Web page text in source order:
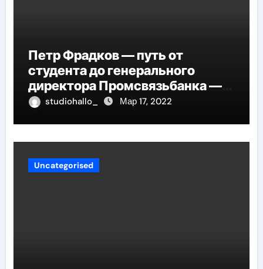
Петр Фрадков — путь от
студента до генерального
директора Промсвязьбанка —
биография и рост в банковской
studiohallo_ Мар 17, 2022
Uncategorised